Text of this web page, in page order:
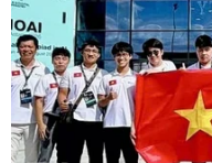
31/07/2026 06:43
Nghĩa cử cao đẹp
Nam lan tỏa trên
Bản